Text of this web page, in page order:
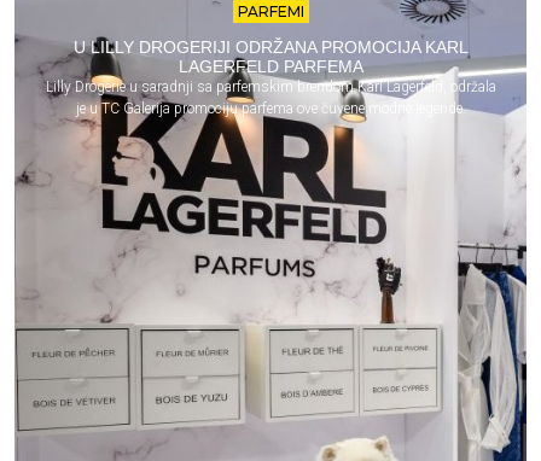
PARFEMI
U LILLY DROGERIJI ODRŽANA PROMOCIJA KARL
LAGERFELD PARFEMA
Lilly Drogerie u saradnji sa parfemskim brendom Karl Lagerfeld, održala
je u TC Galerija promociju parfema ove čuvene modne legende.